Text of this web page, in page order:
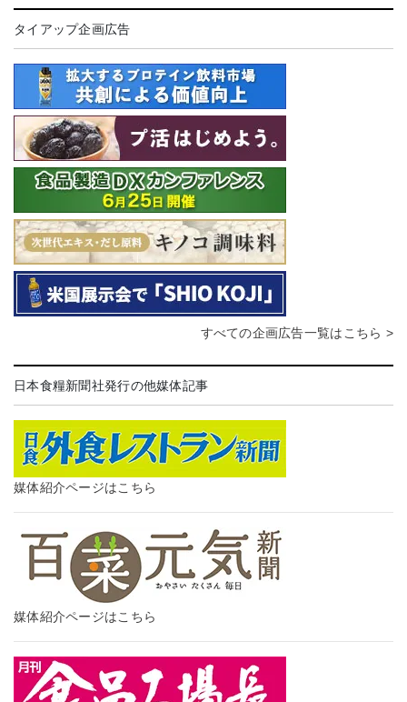
タイアップ企画広告
すべての企画広告一覧はこちら >
日本食糧新聞社発行の他媒体記事
媒体紹介ページはこちら
媒体紹介ページはこちら